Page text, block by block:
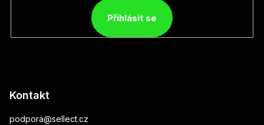
Přihlásit se
Kontakt
podpora@sellect.cz